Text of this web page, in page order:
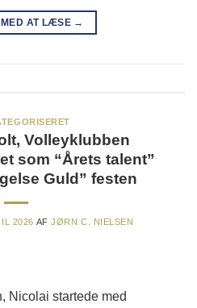
AT LÆSE →
Volleyklubben
som “Årets talent”
Guld” festen
2026 AFJØRN C. NIELSEN
Nicolai startede med